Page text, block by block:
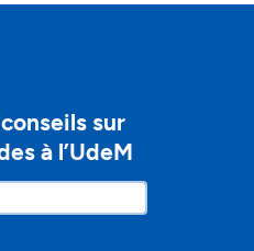
sur
à l’UdeM